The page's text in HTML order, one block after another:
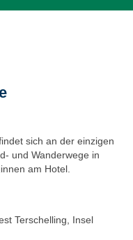
sich an der einzigen
und Wanderwege in
am Hotel.
Terschelling, Insel